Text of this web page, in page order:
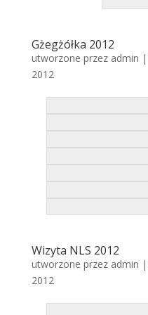
Gżegżółka 2012
utworzone przez admin |
2012
Wizyta NLS 2012
utworzone przez admin |
2012